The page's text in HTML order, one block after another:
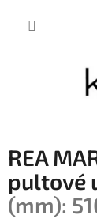
REA
pultové
(mm):